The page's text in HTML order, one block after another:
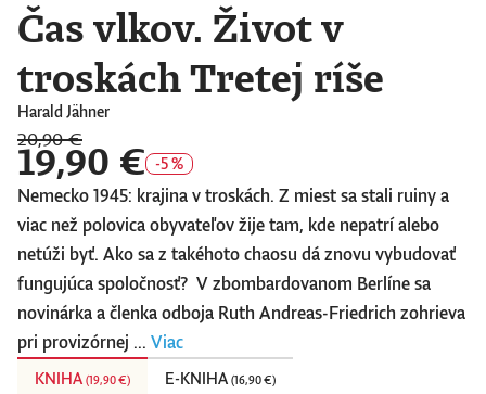
Čas vlkov. Život v
troskách Tretej ríše
Harald Jähner
20,90 €
19,90 € -5 %
Nemecko 1945: krajina v troskách. Z miest sa stali ruiny a
viac než polovica obyvateľov žije tam, kde nepatrí alebo
netúži byť. Ako sa z takéhoto chaosu dá znovu vybudovať
fungujúca spoločnosť? V zbombardovanom Berlíne sa
novinárka a členka odboja Ruth Andreas-Friedrich zohrieva
pri provizórnej ... Viac
KNIHA (19,90 €) E-KNIHA (16,90 €)